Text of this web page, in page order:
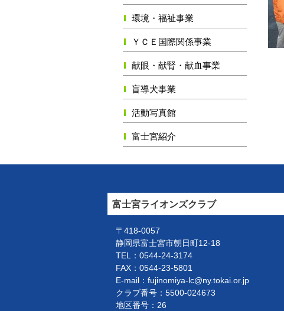
環境・福祉事業
ＹＣＥ国際関係事業
献眼・献腎・献血事業
盲導犬事業
活動写真館
富士宮紹介
富士宮ライオンズクラブ
〒418-0057
静岡県富士宮市朝日町12-18
TEL：0544-24-3174
FAX：0544-23-5801
E-mail：fujinomiya-lc@ny.tokai.or.jp
クラブ番号：5500-024673
地区番号：26